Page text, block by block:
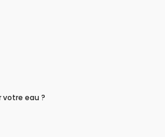
eau ?